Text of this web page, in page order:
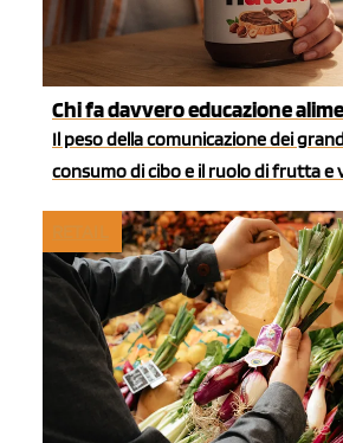
Chi fa davvero educazione
Il peso della comunicazione dei
consumo di cibo e il ruolo di frutta e